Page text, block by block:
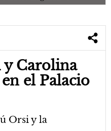
y Carolina
el Palacio
Orsi y la